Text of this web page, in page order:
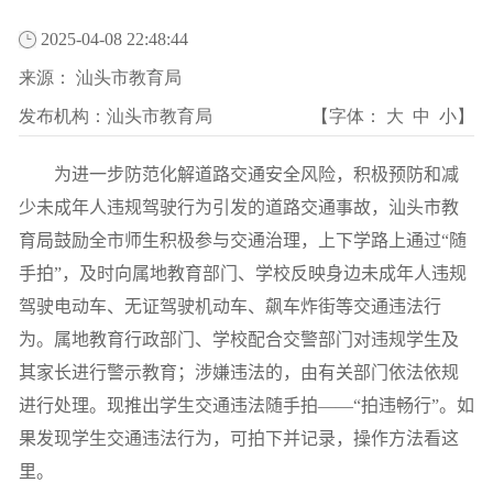
2025-04-08 22:48:44
来源： 汕头市教育局
发布机构： 汕头市教育局 【字体： 大 中 小】
为进一步防范化解道路交通安全风险，积极预防和减
少未成年人违规驾驶行为引发的道路交通事故，汕头市教
育局鼓励全市师生积极参与交通治理，上下学路上通过“随
手拍”，及时向属地教育部门、学校反映身边未成年人违规
驾驶电动车、无证驾驶机动车、飙车炸街等交通违法行
为。属地教育行政部门、学校配合交警部门对违规学生及
其家长进行警示教育；涉嫌违法的，由有关部门依法依规
进行处理。现推出学生交通违法随手拍——“拍违畅行”。如
果发现学生交通违法行为，可拍下并记录，操作方法看这
里。